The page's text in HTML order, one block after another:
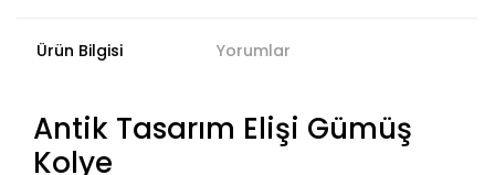
Ürün Bilgisi Yorumlar
Antik Tasarım Elişi Gümüş
Kolye